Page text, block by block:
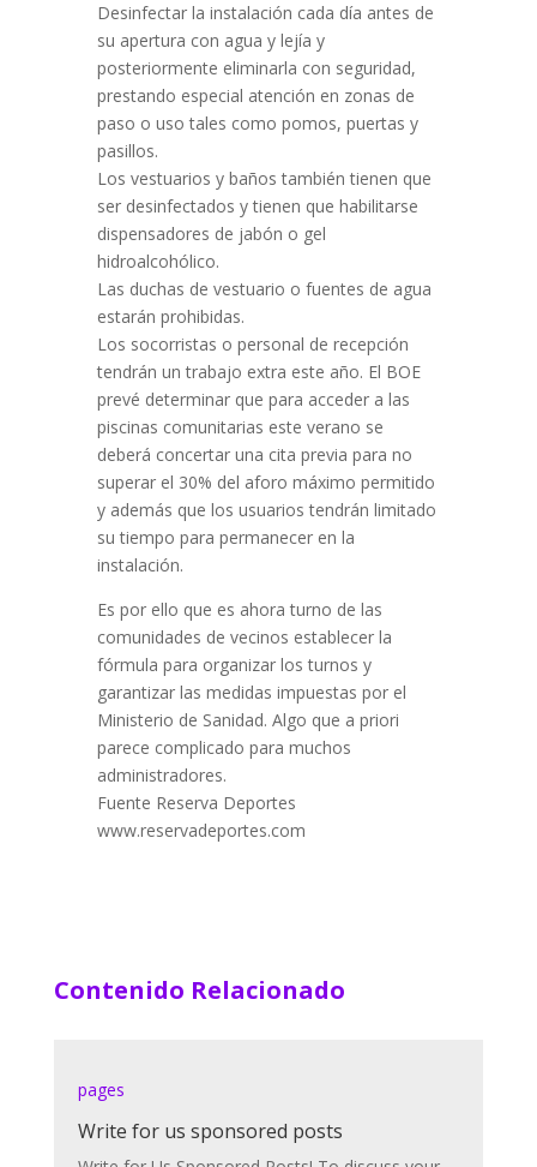
Desinfectar la instalación cada día antes de
su apertura con agua y lejía y
posteriormente eliminarla con seguridad,
prestando especial atención en zonas de
paso o uso tales como pomos, puertas y
pasillos.
Los vestuarios y baños también tienen que
ser desinfectados y tienen que habilitarse
dispensadores de jabón o gel
hidroalcohólico.
Las duchas de vestuario o fuentes de agua
estarán prohibidas.
Los socorristas o personal de recepción
tendrán un trabajo extra este año. El BOE
prevé determinar que para acceder a las
piscinas comunitarias este verano se
deberá concertar una cita previa para no
superar el 30% del aforo máximo permitido
y además que los usuarios tendrán limitado
su tiempo para permanecer en la
instalación.
Es por ello que es ahora turno de las
comunidades de vecinos establecer la
fórmula para organizar los turnos y
garantizar las medidas impuestas por el
Ministerio de Sanidad. Algo que a priori
parece complicado para muchos
administradores.
Fuente Reserva Deportes
www.reservadeportes.com
Contenido Relacionado
pages
Write for us sponsored posts